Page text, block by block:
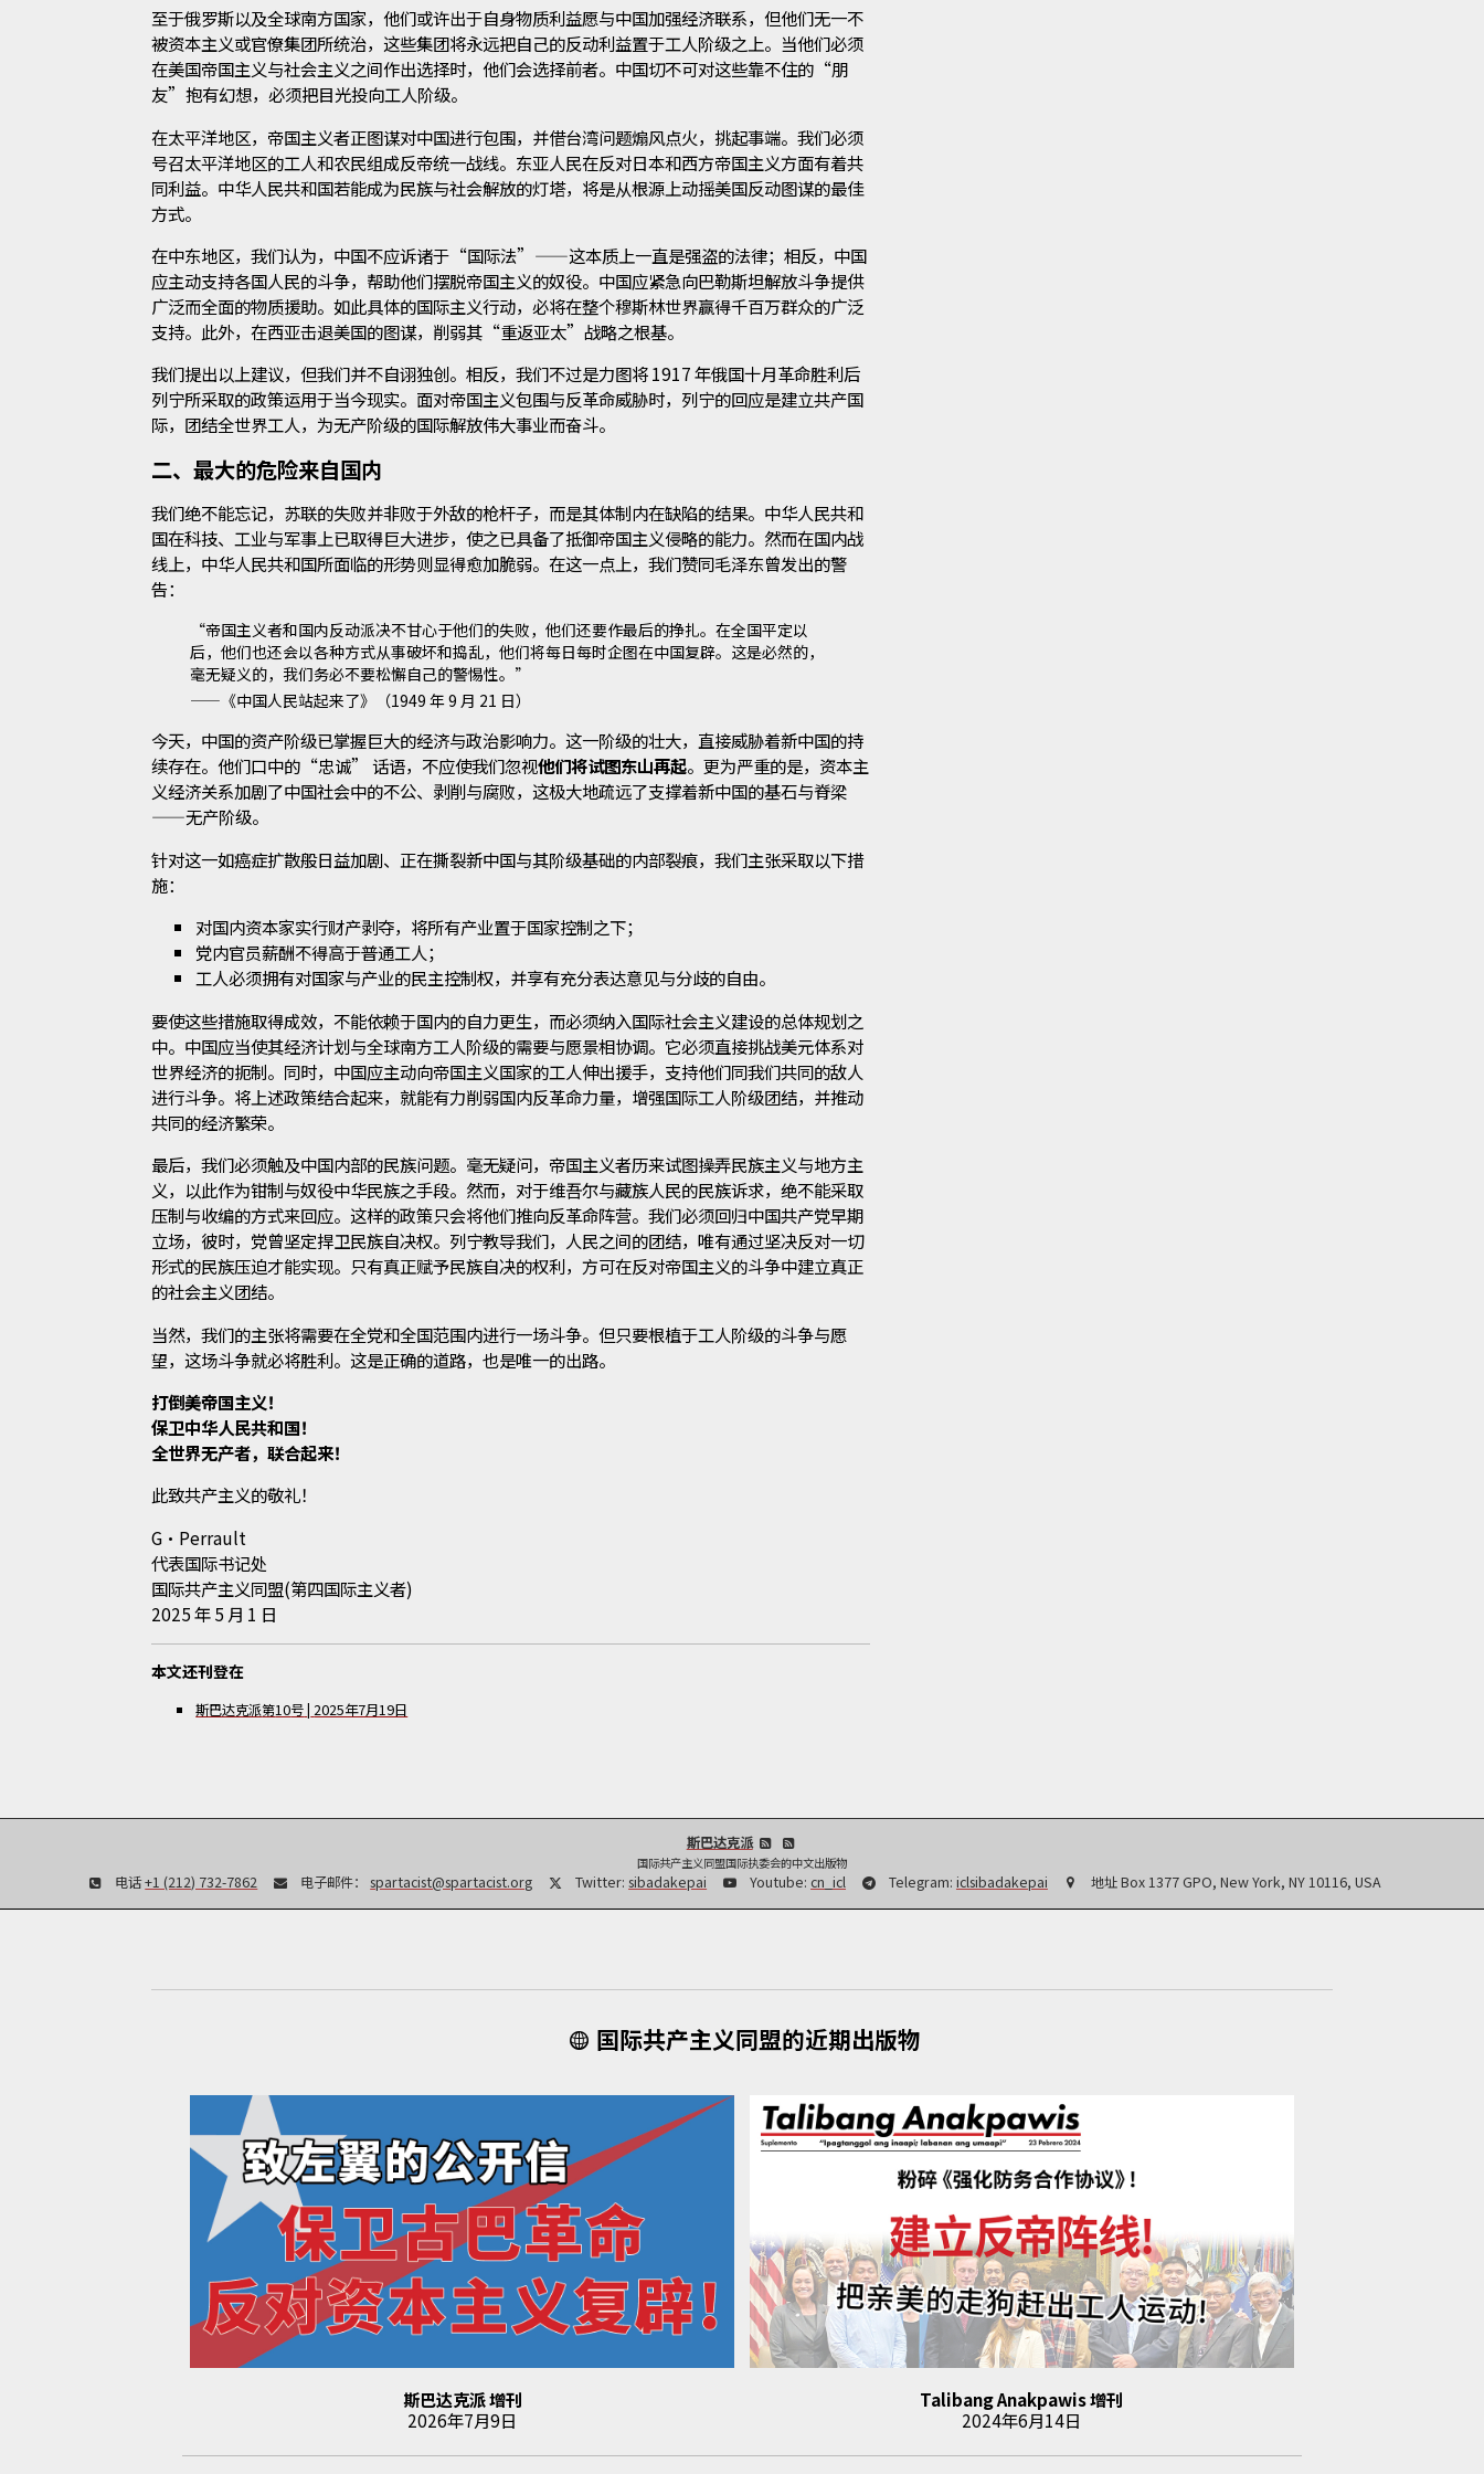
至于俄罗斯以及全球南方国家，他们或许出于自身物质利益愿与中国加强经济联系，但他们无一不
被资本主义或官僚集团所统治，这些集团将永远把自己的反动利益置于工人阶级之上。当他们必须
在美国帝国主义与社会主义之间作出选择时，他们会选择前者。中国切不可对这些靠不住的“朋
友”抱有幻想，必须把目光投向工人阶级。
在太平洋地区，帝国主义者正图谋对中国进行包围，并借台湾问题煽风点火，挑起事端。我们必须
号召太平洋地区的工人和农民组成反帝统一战线。东亚人民在反对日本和西方帝国主义方面有着共
同利益。中华人民共和国若能成为民族与社会解放的灯塔，将是从根源上动摇美国反动图谋的最佳
方式。
在中东地区，我们认为，中国不应诉诸于“国际法”——这本质上一直是强盗的法律；相反，中国
应主动支持各国人民的斗争，帮助他们摆脱帝国主义的奴役。中国应紧急向巴勒斯坦解放斗争提供
广泛而全面的物质援助。如此具体的国际主义行动，必将在整个穆斯林世界赢得千百万群众的广泛
支持。此外，在西亚击退美国的图谋，削弱其“重返亚太”战略之根基。
我们提出以上建议，但我们并不自诩独创。相反，我们不过是力图将 1917 年俄国十月革命胜利后
列宁所采取的政策运用于当今现实。面对帝国主义包围与反革命威胁时，列宁的回应是建立共产国
际，团结全世界工人，为无产阶级的国际解放伟大事业而奋斗。
二、最大的危险来自国内
我们绝不能忘记，苏联的失败并非败于外敌的枪杆子，而是其体制内在缺陷的结果。中华人民共和
国在科技、工业与军事上已取得巨大进步，使之已具备了抵御帝国主义侵略的能力。然而在国内战
线上，中华人民共和国所面临的形势则显得愈加脆弱。在这一点上，我们赞同毛泽东曾发出的警
告：
“帝国主义者和国内反动派决不甘心于他们的失败，他们还要作最后的挣扎。在全国平定以
后，他们也还会以各种方式从事破坏和捣乱，他们将每日每时企图在中国复辟。这是必然的，
毫无疑义的，我们务必不要松懈自己的警惕性。”
——《中国人民站起来了》（1949 年 9 月 21 日）
今天，中国的资产阶级已掌握巨大的经济与政治影响力。这一阶级的壮大，直接威胁着新中国的持
续存在。他们口中的“忠诚” 话语，不应使我们忽视他们将试图东山再起。更为严重的是，资本主
义经济关系加剧了中国社会中的不公、剥削与腐败，这极大地疏远了支撑着新中国的基石与脊梁
——无产阶级。
针对这一如癌症扩散般日益加剧、正在撕裂新中国与其阶级基础的内部裂痕，我们主张采取以下措
施：
对国内资本家实行财产剥夺，将所有产业置于国家控制之下；
党内官员薪酬不得高于普通工人；
工人必须拥有对国家与产业的民主控制权，并享有充分表达意见与分歧的自由。
要使这些措施取得成效，不能依赖于国内的自力更生，而必须纳入国际社会主义建设的总体规划之
中。中国应当使其经济计划与全球南方工人阶级的需要与愿景相协调。它必须直接挑战美元体系对
世界经济的扼制。同时，中国应主动向帝国主义国家的工人伸出援手，支持他们同我们共同的敌人
进行斗争。将上述政策结合起来，就能有力削弱国内反革命力量，增强国际工人阶级团结，并推动
共同的经济繁荣。
最后，我们必须触及中国内部的民族问题。毫无疑问，帝国主义者历来试图操弄民族主义与地方主
义，以此作为钳制与奴役中华民族之手段。然而，对于维吾尔与藏族人民的民族诉求，绝不能采取
压制与收编的方式来回应。这样的政策只会将他们推向反革命阵营。我们必须回归中国共产党早期
立场，彼时，党曾坚定捍卫民族自决权。列宁教导我们，人民之间的团结，唯有通过坚决反对一切
形式的民族压迫才能实现。只有真正赋予民族自决的权利，方可在反对帝国主义的斗争中建立真正
的社会主义团结。
当然，我们的主张将需要在全党和全国范围内进行一场斗争。但只要根植于工人阶级的斗争与愿
望，这场斗争就必将胜利。这是正确的道路，也是唯一的出路。
打倒美帝国主义！
保卫中华人民共和国！
全世界无产者，联合起来！
此致共产主义的敬礼！
G·Perrault
代表国际书记处
国际共产主义同盟(第四国际主义者)
2025 年 5 月 1 日
本文还刊登在
斯巴达克派第10号 2025年7月19日
斯巴达克派
国际共产主义同盟国际执委会的中文出版物
电话+1 (212) 732-7862 电子邮件： spartacist@spartacist.org Twitter: sibadakepai Youtube: cn_icl Telegram: iclsibadakepai 地址Box 1377 GPO, New York, NY 10116, USA
国际共产主义同盟的近期出版物
斯巴达克派增刊
2026年7月9日
Talibang Anakpawis增刊
2024年6月14日